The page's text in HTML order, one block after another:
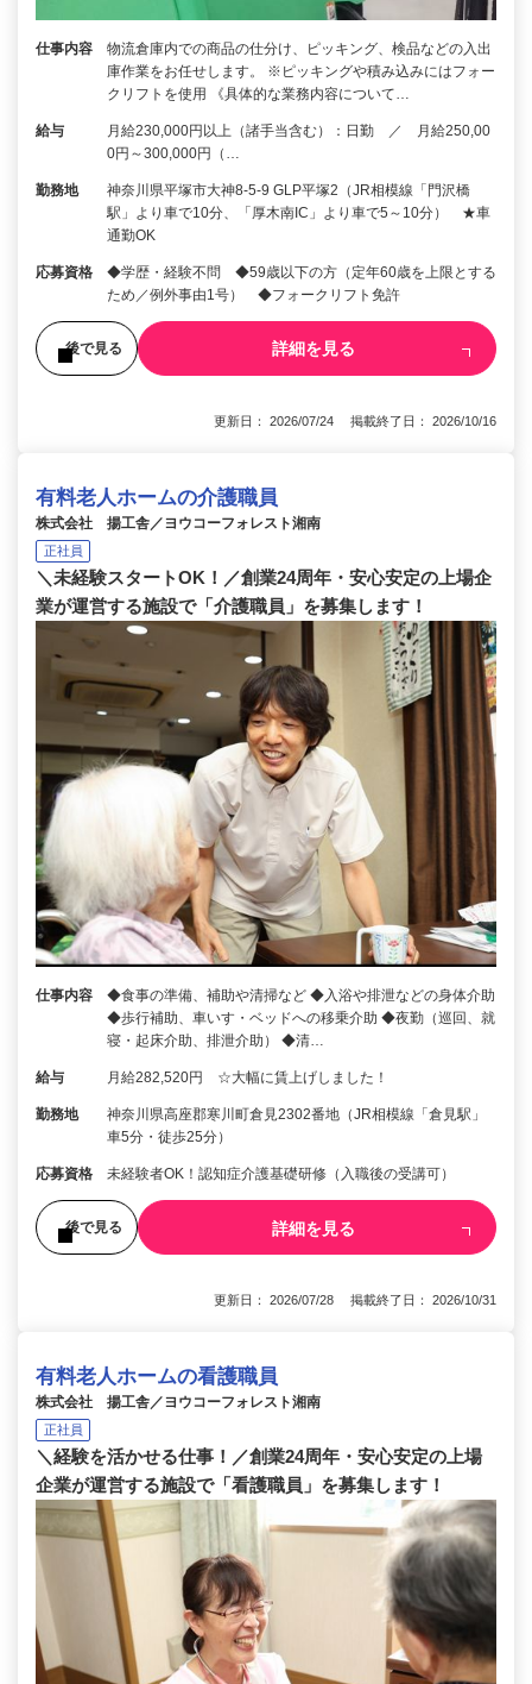
仕事内容
物流倉庫内での商品の仕分け、ピッキング、検品などの入出
庫作業をお任せします。 ※ピッキングや積み込みにはフォー
クリフトを使用 《具体的な業務内容について…
給与
月給230,000円以上（諸手当含む）：日勤 ／ 月給250,00
0円～300,000円（…
勤務地
神奈川県平塚市大神8-5-9 GLP平塚2（JR相模線「門沢橋
駅」より車で10分、「厚木南IC」より車で5～10分） ★車
通勤OK
応募資格
◆学歴・経験不問 ◆59歳以下の方（定年60歳を上限とする
ため／例外事由1号） ◆フォークリフト免許
後で見る 詳細を見る
更新日： 2026/07/24 掲載終了日： 2026/10/16
有料老人ホームの介護職員
株式会社 揚工舎／ヨウコーフォレスト湘南
正社員
＼未経験スタートOK！／創業24周年・安心安定の上場企
業が運営する施設で「介護職員」を募集します！
仕事内容
◆食事の準備、補助や清掃など ◆入浴や排泄などの身体介助
◆歩行補助、車いす・ベッドへの移乗介助 ◆夜勤（巡回、就
寝・起床介助、排泄介助） ◆清…
給与 月給282,520円 ☆大幅に賃上げしました！
勤務地
神奈川県高座郡寒川町倉見2302番地（JR相模線「倉見駅」
車5分・徒歩25分）
応募資格 未経験者OK！認知症介護基礎研修（入職後の受講可）
後で見る 詳細を見る
更新日： 2026/07/28 掲載終了日： 2026/10/31
有料老人ホームの看護職員
株式会社 揚工舎／ヨウコーフォレスト湘南
正社員
＼経験を活かせる仕事！／創業24周年・安心安定の上場
企業が運営する施設で「看護職員」を募集します！